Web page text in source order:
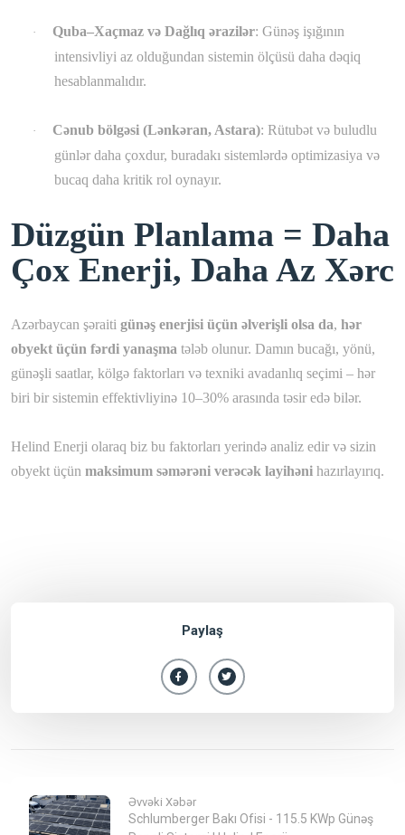
· Quba–Xaçmaz və Dağlıq ərazilər: Günəş işığının
intensivliyi az olduğundan sistemin ölçüsü daha dəqiq
hesablanmalıdır.
· Cənub bölgəsi (Lənkəran, Astara): Rütubət və buludlu
günlər daha çoxdur, buradakı sistemlərdə optimizasiya və
bucaq daha kritik rol oynayır.
Düzgün Planlama = Daha
Çox Enerji, Daha Az Xərc
Azərbaycan şəraiti günəş enerjisi üçün əlverişli olsa da, hər
obyekt üçün fərdi yanaşma tələb olunur. Damın bucağı, yönü,
günəşli saatlar, kölgə faktorları və texniki avadanlıq seçimi – hər
biri bir sistemin effektivliyinə 10–30% arasında təsir edə bilər.
Helind Enerji olaraq biz bu faktorları yerində analiz edir və sizin
obyekt üçün maksimum səmərəni verəcək layihəni hazırlayırıq.
Paylaş
Əvvəki Xəbər
Schlumberger Bakı Ofisi - 115.5 KWp Günəş